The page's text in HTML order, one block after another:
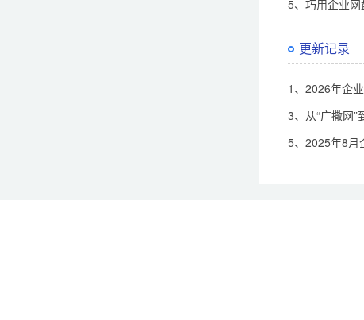
5、巧用企业
更新记录
1、2026年企
3、从“广撒网”
5、2025年8月